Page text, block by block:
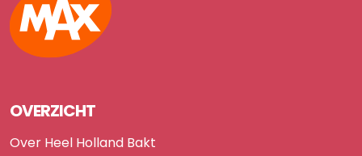
OVERZICHT
Over Heel Holland Bakt